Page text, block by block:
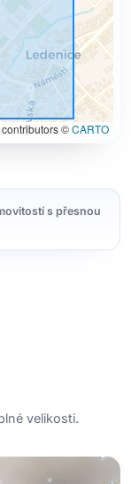
contributors ©CARTO
s přesnou
velikosti.